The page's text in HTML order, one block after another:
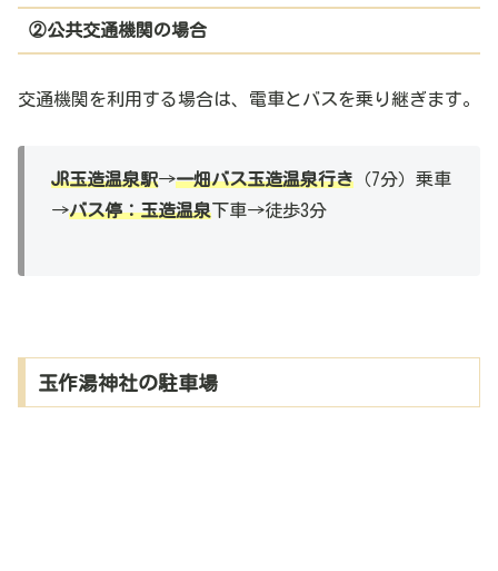
②公共交通機関の場合
交通機関を利用する場合は、電車とバスを乗り継ぎます。
JR玉造温泉駅→一畑バス玉造温泉行き （7分）乗車
→バス停：玉造温泉下車→徒歩3分
玉作湯神社の駐車場